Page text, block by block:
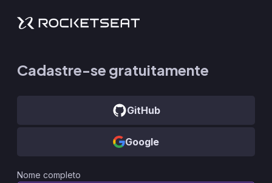
Cadastre-se gratuitamente
GitHub
Google
Nome completo